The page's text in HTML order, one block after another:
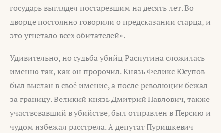
государь выглядел постаревшим на десять лет. Во
дворце постоянно говорили о предсказании старца, и
это угнетало всех обитателей».
Удивительно, но судьба убийц Распутина сложилась
именно так, как он пророчил. Князь Феликс Юсупов
был выслан в своё имение, а после революции бежал
за границу. Великий князь Дмитрий Павлович, также
участвовавший в убийстве, был отправлен в Персию и
чудом избежал расстрела. А депутат Пуришкевич